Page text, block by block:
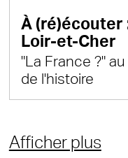
À (ré)écouter
Loir-et-Cher
"La France ?"
de l'histoire
Afficher plus